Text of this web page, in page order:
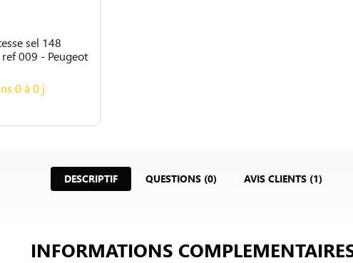
sel 148
009 - Peugeot
0 à 0 j
DESCRIPTIF QUESTIONS (0) AVIS CLIENTS (1)
INFORMATIONS